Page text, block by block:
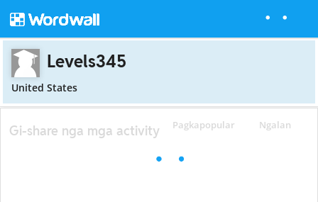
Levels345
United States
Pagkapopular Ngalan
Gi-share nga mga activity